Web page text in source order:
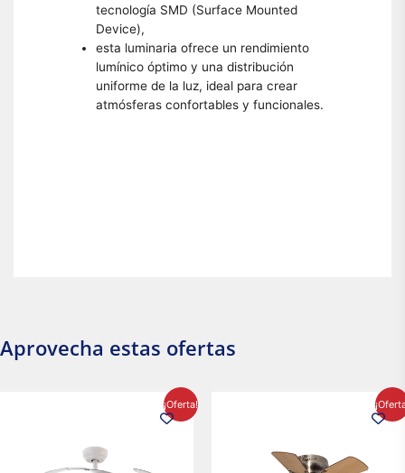
tecnología SMD (Surface Mounted
Device),
esta luminaria ofrece un rendimiento
lumínico óptimo y una distribución
uniforme de la luz, ideal para crear
atmósferas confortables y funcionales.
Aprovecha estas ofertas
¡Oferta!
$2,986.97.
precio
actual
$1,450.23.
precio
actual